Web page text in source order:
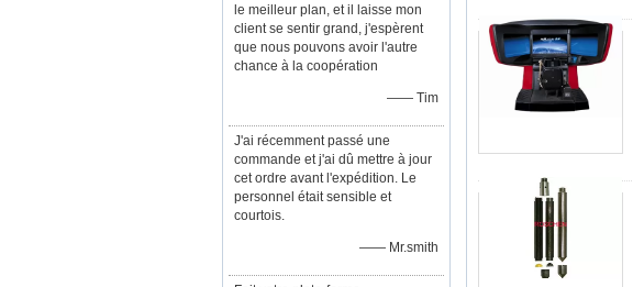
le meilleur plan, et il laisse mon
client se sentir grand, j'espèrent
que nous pouvons avoir l'autre
chance à la coopération
—— Tim
J'ai récemment passé une
commande et j'ai dû mettre à jour
cet ordre avant l'expédition. Le
personnel était sensible et
courtois.
—— Mr.smith